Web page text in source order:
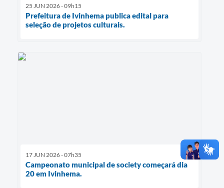
25 JUN 2026 - 09h15
Prefeitura de Ivinhema publica edital para
seleção de projetos culturais.
17 JUN 2026 - 07h35
Campeonato municipal de society começará dia
20 em Ivinhema.